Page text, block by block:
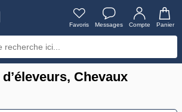
Favoris Messages Compte Panier
Chevaux